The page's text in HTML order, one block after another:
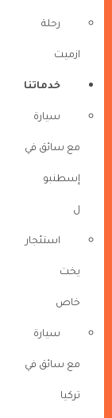
رحلة
ازميت
خدماتنا
سيارة
مع سائق في
إسطنبو
ل
استئجار
يخت
خاص
سيارة
مع سائق في
تركيا